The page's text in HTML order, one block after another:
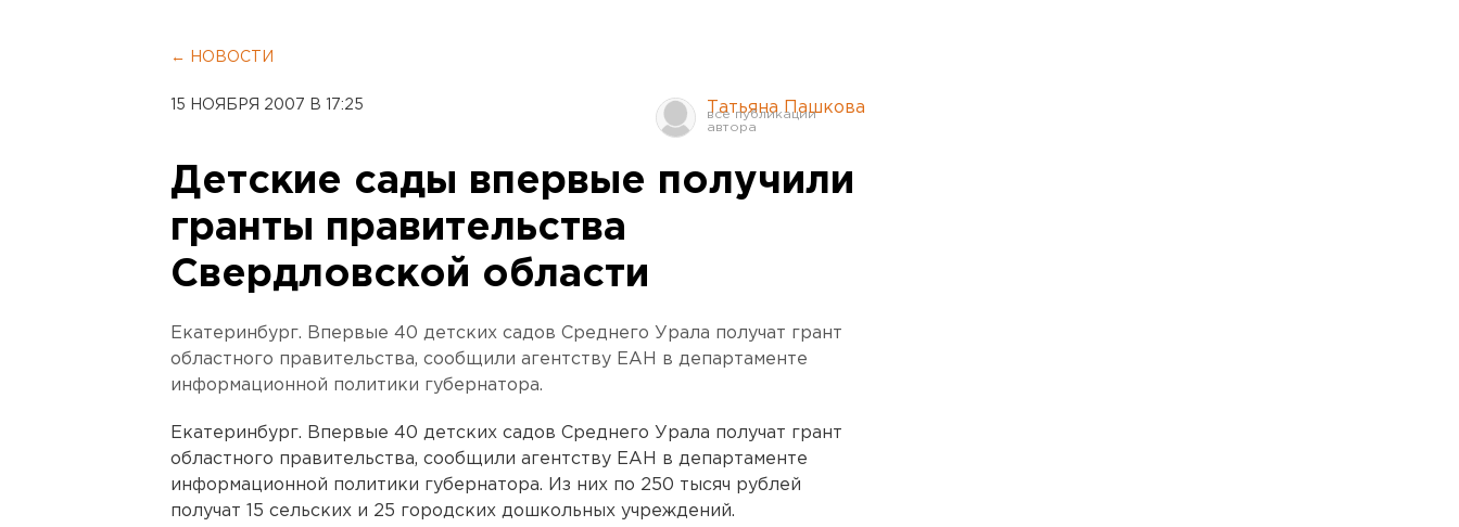
← НОВОСТИ
15 НОЯБРЯ 2007 В 17:25 Татьяна Пашкова
Детские сады впервые получили
гранты правительства
Свердловской области
Екатеринбург. Впервые 40 детских садов Среднего Урала получат грант
областного правительства, сообщили агентству ЕАН в департаменте
информационной политики губернатора.
Екатеринбург. Впервые 40 детских садов Среднего Урала получат грант
областного правительства, сообщили агентству ЕАН в департаменте
информационной политики губернатора. Из них по 250 тысяч рублей
получат 15 сельских и 25 городских дошкольных учреждений.